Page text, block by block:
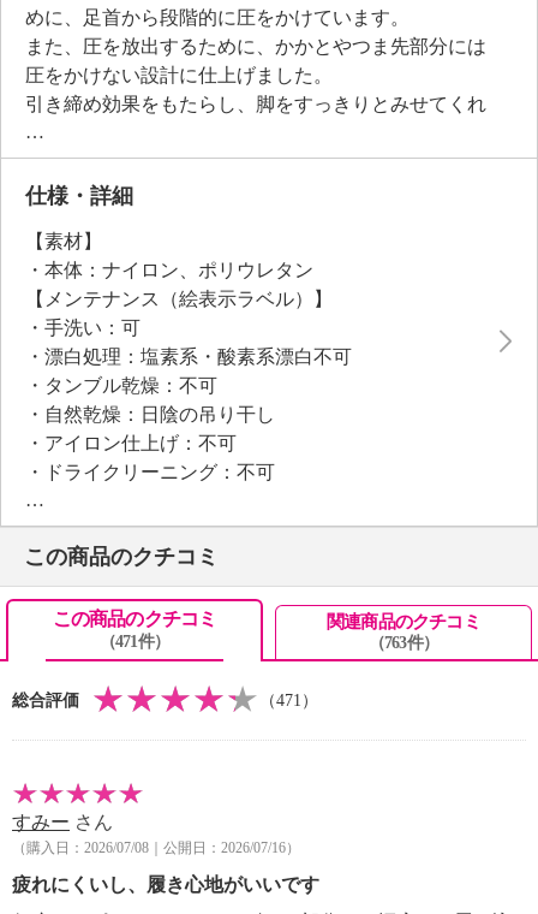
めに、足首から段階的に圧をかけています。
また、圧を放出するために、かかとやつま先部分には
圧をかけない設計に仕上げました。
引き締め効果をもたらし、脚をすっきりとみせてくれ
そう（着圧値は、足首２４ｈＰａ、ふくらはぎ１５ｈ
Ｐａ）。
足首にシワが起きにくいよう、微差にこだわって設計
普段ばきしやすい透明感のある仕上がりです。
仕様・詳細
【素材】
・本体：ナイロン、ポリウレタン
【メンテナンス（絵表示ラベル）】
・手洗い：可
・漂白処理：塩素系・酸素系漂白不可
・タンブル乾燥：不可
・自然乾燥：日陰の吊り干し
・アイロン仕上げ：不可
・ドライクリーニング：不可
・ウエットクリーニング：不可
【メンテナンス（ケアラベル）】
・摩擦による色落ち、色移り注意
・中性洗剤使用
【個体差あり】
・個体差あり
【対応サイズ】
・イタリア製
この商品のクチコミ
この商品のクチコミ
（471件）
関連商品のクチコミ
（763件）
総合評価 （471）
すみー さん
（購入日：2026/07/08｜公開日：2026/07/16）
疲れにくいし、履き心地がいいです